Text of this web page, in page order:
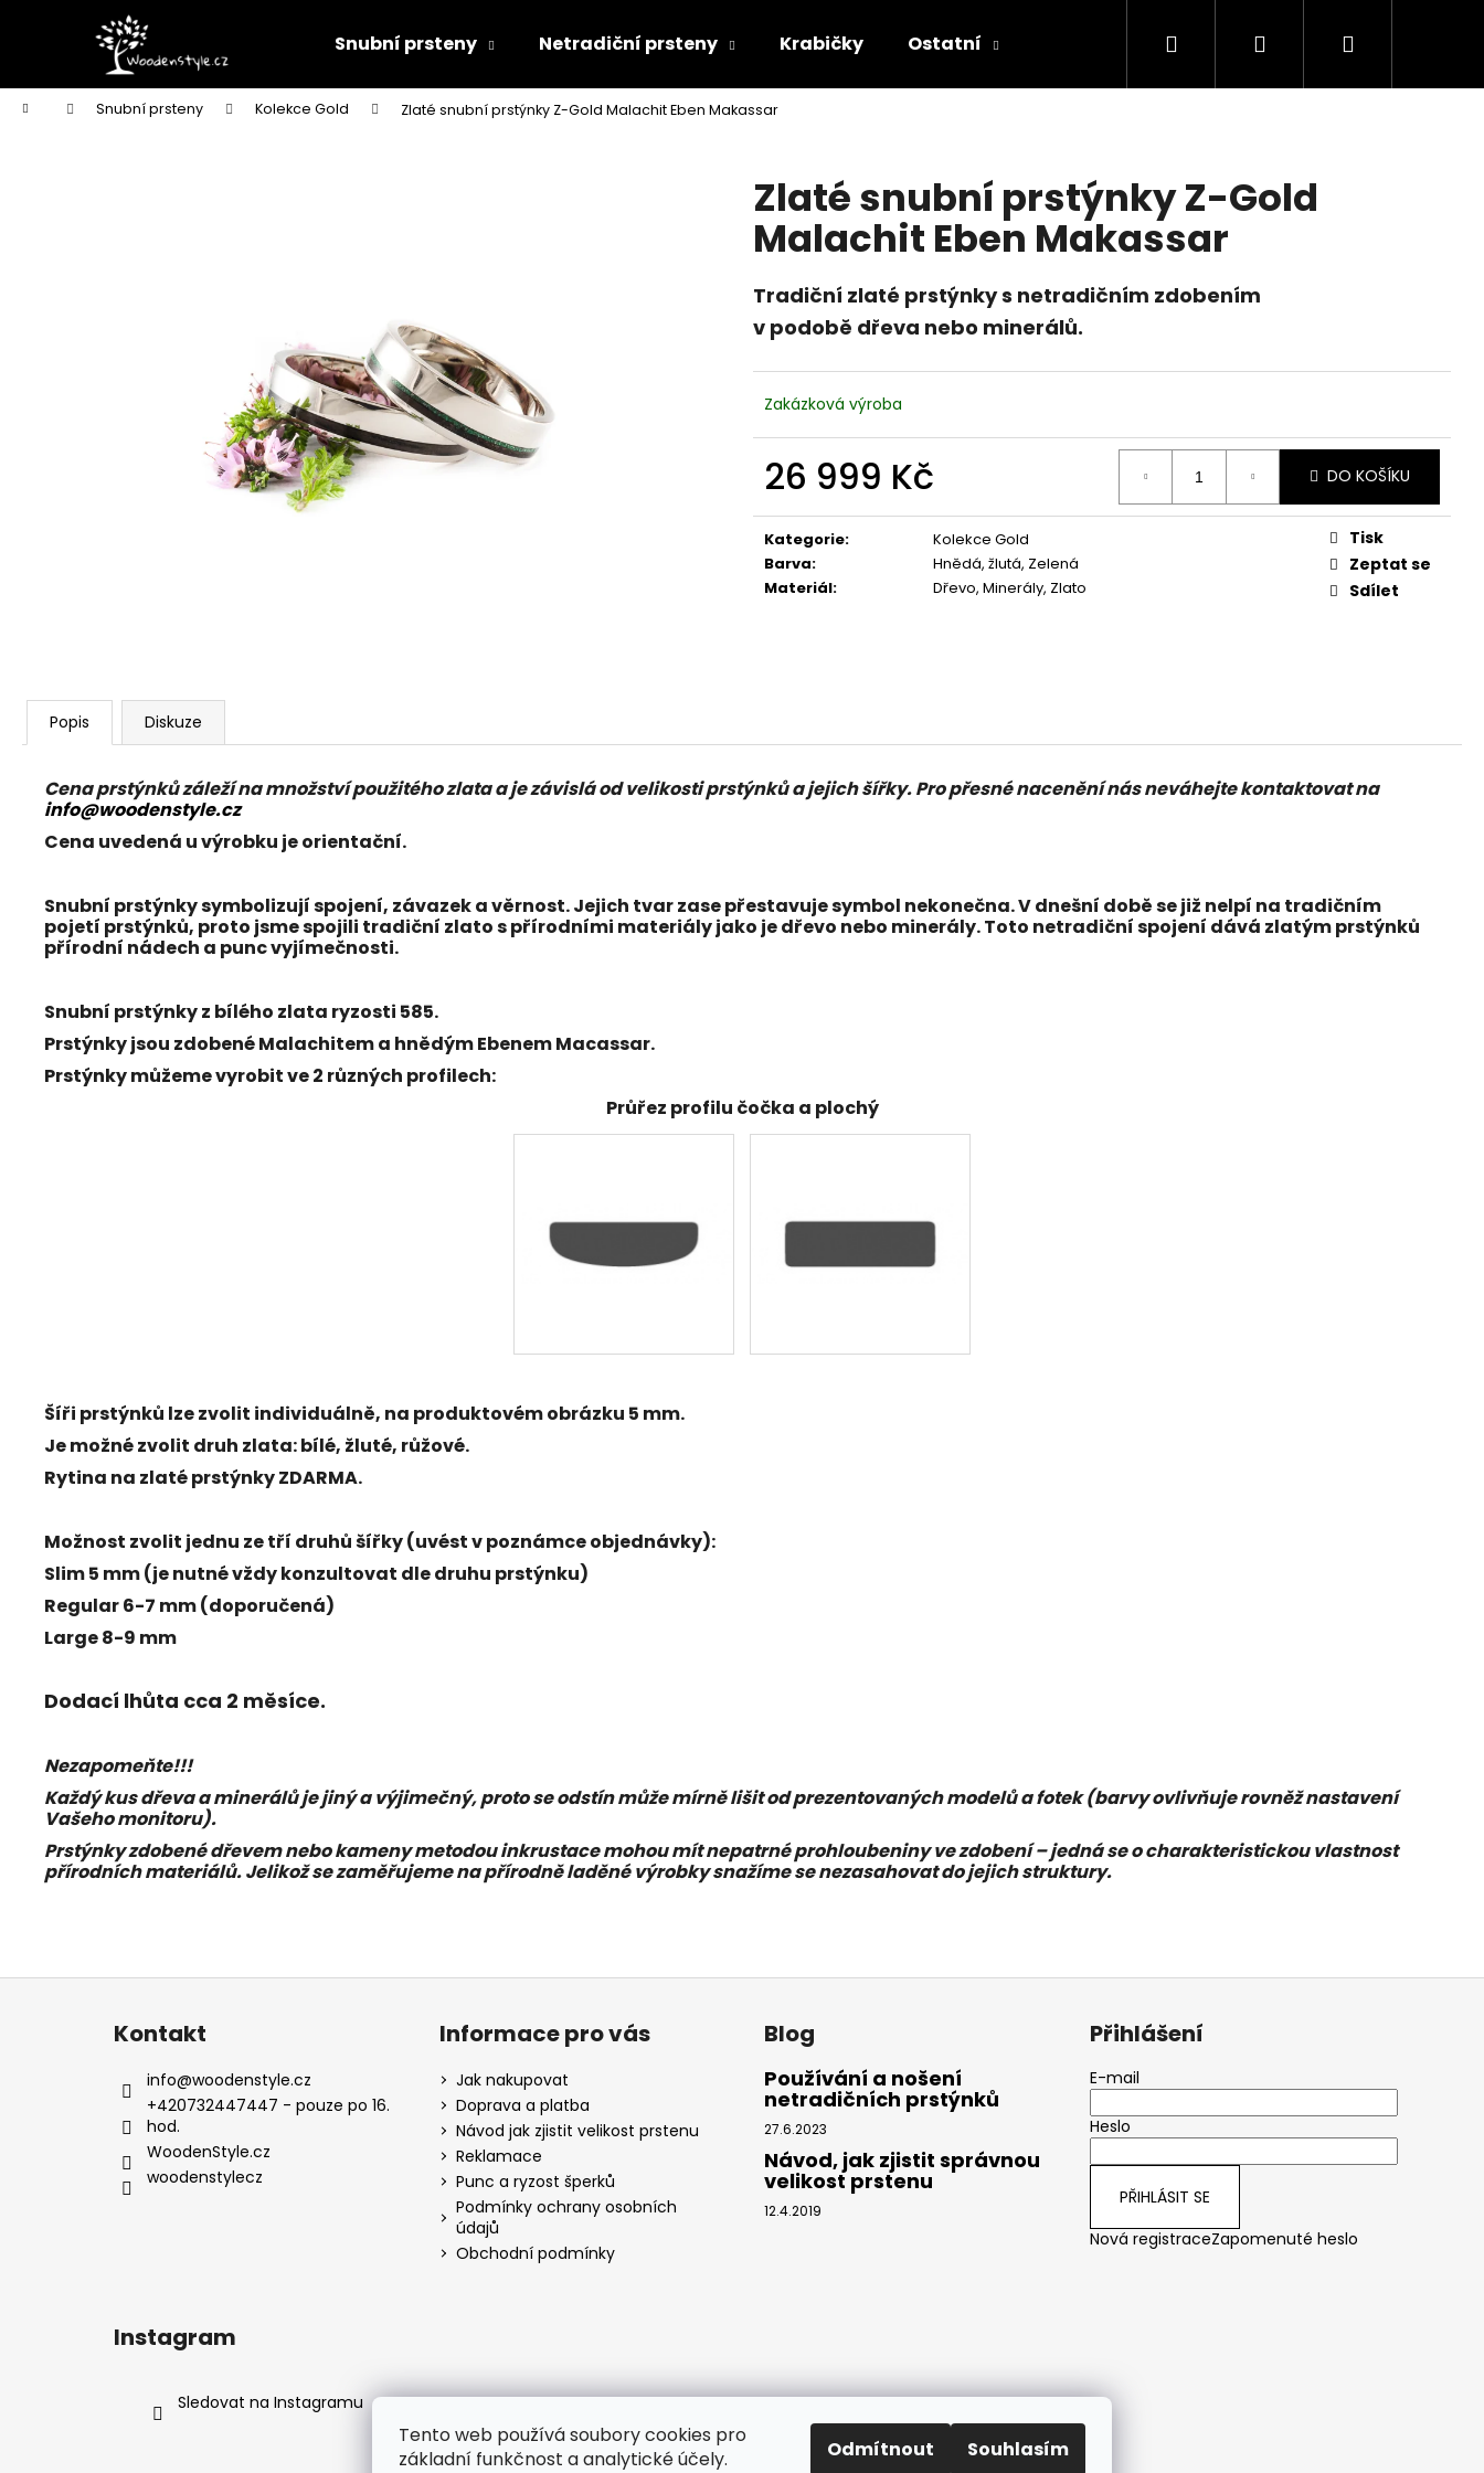
Tento web používá soubory cookies pro
základní funkčnost a analytické účely.
Odmítnout Souhlasím
Snubní prsteny Netradiční prsteny Krabičky Ostatní Recenze Galerie inspirací
Hledat PřihlášeníNákupní
Domů Snubní prsteny Kolekce Gold Zlaté snubní prstýnky Z-Gold Malachit Eben Makassar
Zlaté snubní prstýnky Z-Gold
Malachit Eben Makassar
Tradiční zlaté prstýnky s netradičním zdobením
v podobě dřeva nebo minerálů.
Zakázková výroba
26 999 Kč
cena:
DO KOŠÍKU
Kategorie:
Kolekce Gold
Barva:
Hnědá, žlutá, Zelená
Materiál: Dřevo, Minerály, Zlato
Tisk
Zeptat se
Sdílet
Popis Diskuze
Cena prstýnků záleží na množství použitého zlata a je závislá od velikosti prstýnků a jejich šířky. Pro přesné nacenění nás neváhejte kontaktovat na
info@woodenstyle.cz
Cena uvedená u výrobku je orientační.
Snubní prstýnky symbolizují spojení, závazek a věrnost. Jejich tvar zase přestavuje symbol nekonečna. V dnešní době se již nelpí na tradičním
pojetí prstýnků, proto jsme spojili tradiční zlatos přírodními materiály jako jedřevo nebo minerály. Toto netradiční spojení dává zlatým prstýnků
přírodní nádech a punc vyjímečnosti.
Snubní prstýnky z bílého zlata ryzosti 585.
Prstýnky jsou zdobenéMalachitema hnědýmEbenem Macassar.
Prstýnky můžeme vyrobit ve 2 různých profilech:
Průřez profilu čočka a plochý
Šíři prstýnků lze zvolit individuálně, na produktovém obrázku 5 mm.
Je možné zvolit druh zlata: bílé, žluté, růžové.
Rytina na zlaté prstýnky ZDARMA.
Možnost zvolit jednu ze tří druhů šířky (uvést v poznámce objednávky):
Slim 5 mm (je nutné vždy konzultovat dle druhu prstýnku)
Regular 6-7 mm (doporučená)
Large 8-9 mm
Dodací lhůta cca 2 měsíce.
Nezapomeňte!!!
Každý kus dřeva a minerálů je jiný a výjimečný, proto se odstín může mírně lišit od prezentovaných modelů a fotek (barvy ovlivňuje rovněž nastavení
Vašeho monitoru).
Prstýnky zdobené dřevem nebo kameny metodou inkrustace mohou mít nepatrné prohloubeniny ve zdobení – jedná se o charakteristickou vlastnost
přírodních materiálů. Jelikož se zaměřujeme na přírodně laděné výrobky snažíme se nezasahovat do jejich struktury.
í
Zpět
do
obchodu
Zpět
do
obchodu
Co potřebujete najít?
HLEDAT
Z
Kontakt
info@woodenstyle.cz
+420732447447 - pouze po 16.
hod.
WoodenStyle.cz
woodenstylecz
Informace pro vás
Jak nakupovat
Doprava a platba
Návod jak zjistit velikost prstenu
Reklamace
Punc a ryzost šperků
Podmínky ochrany osobních
údajů
Obchodní podmínky
Blog
Používání a nošení
netradičních prstýnků
27.6.2023
Návod, jak zjistit správnou
velikost prstenu
12.4.2019
Přihlášení
E-mail
Heslo
PŘIHLÁSIT SE
Nová registraceZapomenuté heslo
Instagram
Sledovat na Instagramu